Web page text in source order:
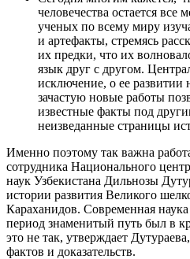
человечества остается
ученых по всему миру
и артефакты, стремясь
их предки, что их
язык друг с другом.
исключение, о ее развитии
зачастую новые работы
известные факты под
неизведанные страницы
Именно поэтому так важна
сотрудника Национального
наук Узбекистана Дильнозы
истории развития Великого
Караханидов. Современная
период знаменитый путь был в
это не так, утверждает
фактов и доказательств.